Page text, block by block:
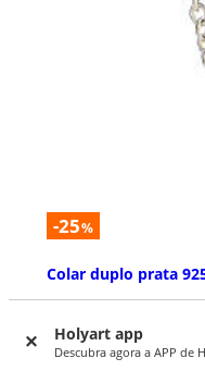
Holyart app
Descubra agora a APP de
-25%
Colar duplo prata
DISPONÍVEL
€ 89,00 € 119,00